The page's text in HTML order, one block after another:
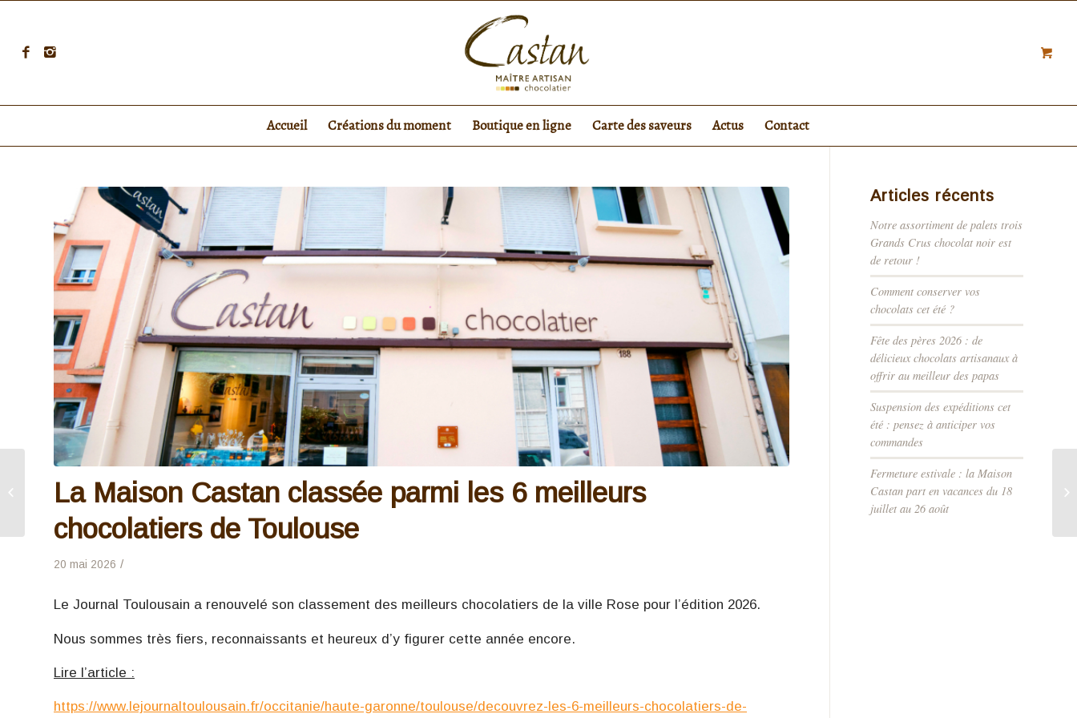
Accueil Créations du moment Boutique en ligne Carte des saveurs Actus Contact
La Maison Castan classée parmi les 6 meilleurs
chocolatiers de Toulouse
20 mai 2026 /
Le Journal Toulousain a renouvelé son classement des meilleurs chocolatiers de la ville Rose pour l’édition 2026.
Nous sommes très fiers, reconnaissants et heureux d’y figurer cette année encore.
Lire l’article :
https://www.lejournaltoulousain.fr/occitanie/haute-garonne/toulouse/decouvrez-les-6-meilleurs-chocolatiers-de-
Articles récents
Notre assortiment de palets trois
Grands Crus chocolat noir est
de retour !
Comment conserver vos
chocolats cet été ?
Fête des pères 2026 : de
délicieux chocolats artisanaux à
offrir au meilleur des papas
Suspension des expéditions cet
été : pensez à anticiper vos
commandes
Fermeture estivale : la Maison
Castan part en vacances du 18
juillet au 26 août
exceptionnels en mai et